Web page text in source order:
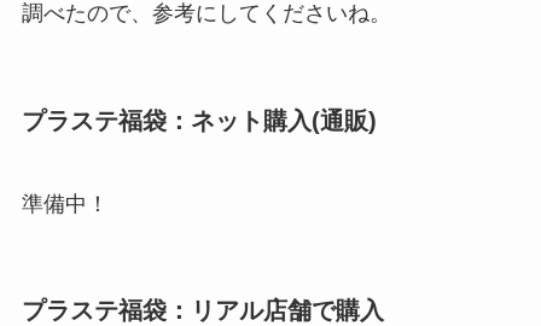
調べたので、参考にしてくださいね。
プラステ福袋：ネット購入(通販)
準備中！
プラステ福袋：リアル店舗で購入